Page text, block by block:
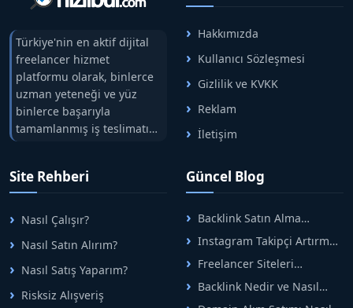
çizgimizdir; bu nedenle illegal, w*rez, *** ve genel
topluluk kurallarına aykırı siteler kesinlikle kabul
edilmez. Yayın öncesinde içerik incelenecek olup
uygun bulunmazsa yayınlanmama haklını saklı
tutmaktayız.
Türkiye'nin en aktif dijital
freelancer hizmet
platformu olarak, binlerce
uzman yeteneği ve yüz
binlerce başarıyla
tamamlanmış iş teslimatını
tek çatıda buluşturuyoruz.
arasındaki süreci risksiz
alışveriş sistemi ile koruyan
ticaretin güvenli
adreslerinden birisidir.
Hakkımızda
Kullanıcı Sözleşmesi
Gizlilik ve KVKK
Reklam
İletişim
Site Rehberi
Nasıl Çalışır?
Nasıl Satın Alırım?
Nasıl Satış Yaparım?
Risksiz Alışveriş
Güncel Blog
Backlink Satın Alma
Rehberi: Güvenli SEO İçin
Doğru Adımlar
Instagram Takipçi Artırma
Yöntemleri: Organik Büyüme
Rehberi
Freelancer Siteleri
Arasında Doğru Seçim Nasıl
Yapılır
Backlink Nedir ve Nasıl
Alınır? Etkili Yöntemler